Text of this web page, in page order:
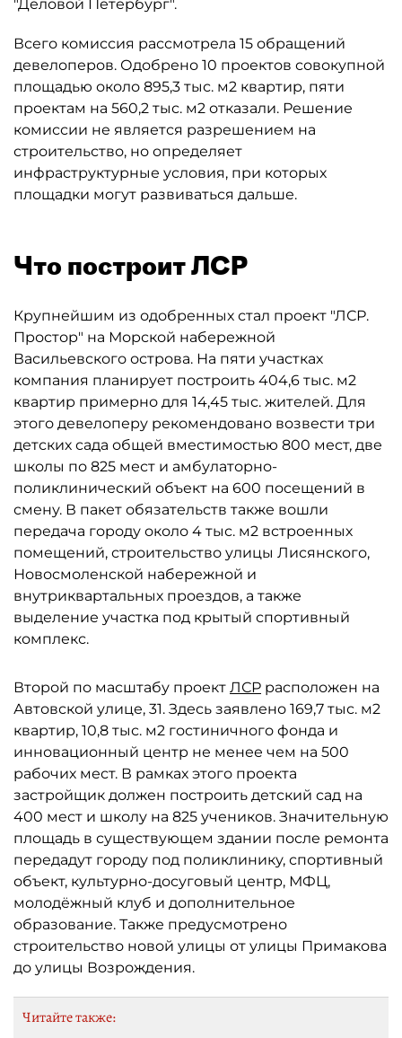
"Деловой Петербург".
Всего комиссия рассмотрела 15 обращений
девелоперов. Одобрено 10 проектов совокупной
площадью около 895,3 тыс. м2 квартир, пяти
проектам на 560,2 тыс. м2 отказали. Решение
комиссии не является разрешением на
строительство, но определяет
инфраструктурные условия, при которых
площадки могут развиваться дальше.
Что построит ЛСР
Крупнейшим из одобренных стал проект "ЛСР.
Простор" на Морской набережной
Васильевского острова. На пяти участках
компания планирует построить 404,6 тыс. м2
квартир примерно для 14,45 тыс. жителей. Для
этого девелоперу рекомендовано возвести три
детских сада общей вместимостью 800 мест, две
школы по 825 мест и амбулаторно-
поликлинический объект на 600 посещений в
смену. В пакет обязательств также вошли
передача городу около 4 тыс. м2 встроенных
помещений, строительство улицы Лисянского,
Новосмоленской набережной и
внутриквартальных проездов, а также
выделение участка под крытый спортивный
комплекс.
Второй по масштабу проект ЛСР расположен на
Автовской улице, 31. Здесь заявлено 169,7 тыс. м2
квартир, 10,8 тыс. м2 гостиничного фонда и
инновационный центр не менее чем на 500
рабочих мест. В рамках этого проекта
застройщик должен построить детский сад на
400 мест и школу на 825 учеников. Значительную
площадь в существующем здании после ремонта
передадут городу под поликлинику, спортивный
объект, культурно-досуговый центр, МФЦ,
молодёжный клуб и дополнительное
образование. Также предусмотрено
строительство новой улицы от улицы Примакова
до улицы Возрождения.
Читайте также: